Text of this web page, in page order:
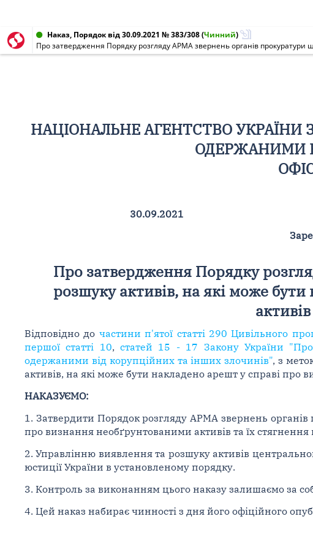
Наказ, Порядок від 30.09.2021 № 383/308(Чинний)